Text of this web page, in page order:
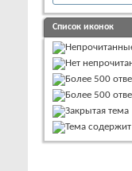
Список иконок